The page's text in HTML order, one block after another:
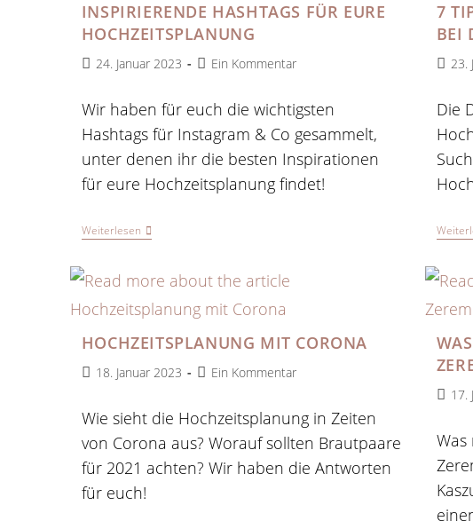
INSPIRIERENDE HASHTAGS FÜR EURE
HOCHZEITSPLANUNG
Beitrag
24. Januar 2023
Beitrags-
Ein Kommentar
Wir haben für euch die wichtigsten
Hashtags für Instagram & Co gesammelt,
unter denen ihr die besten Inspirationen
für eure Hochzeitsplanung findet!
WeiterlesenInspirierende
Hashtags
Hochzeitsplanung
7
BEI
23.
Die
HOCHZEITSPLANUNG MIT CORONA
Beitrag
18. Januar 2023
Beitrags-
Ein Kommentar
Wie sieht die Hochzeitsplanung in Zeiten
von Corona aus? Worauf sollten Brautpaare
für 2021 achten? Wir haben die Antworten
für euch!
17.